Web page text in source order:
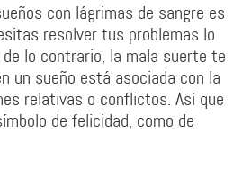
con lágrimas de sangre es
resolver tus problemas lo
lo contrario, la mala suerte te
un sueño está asociada con la
relativas o conflictos. Así que
de felicidad, como de